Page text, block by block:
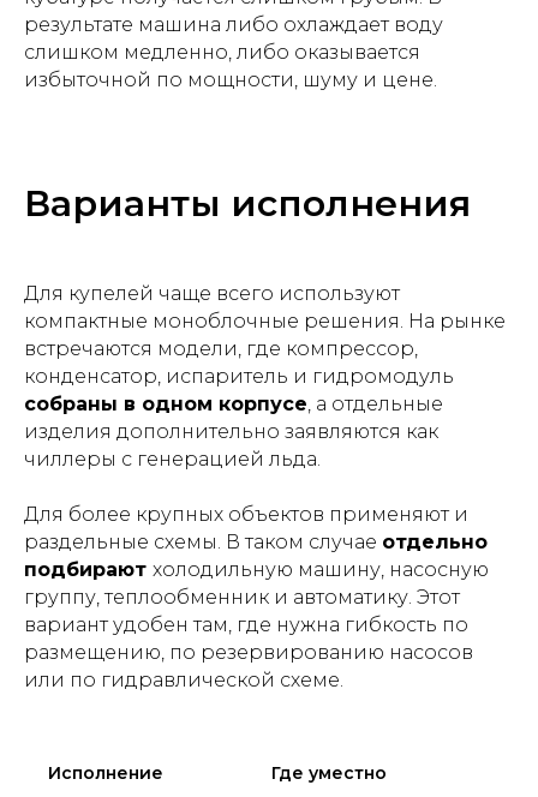
результате машина либо охлаждает воду
слишком медленно, либо оказывается
избыточной по мощности, шуму и цене.
Варианты исполнения
Для купелей чаще всего используют
компактные моноблочные решения. На рынке
встречаются модели, где компрессор,
конденсатор, испаритель и гидромодуль
собраны в одном корпусе , а отдельные
изделия дополнительно заявляются как
чиллеры с генерацией льда.
Для более крупных объектов применяют и
раздельные схемы. В таком случае отдельно
подбирают холодильную машину, насосную
группу, теплообменник и автоматику. Этот
вариант удобен там, где нужна гибкость по
размещению, по резервированию насосов
или по гидравлической схеме.
Исполнение Где уместно